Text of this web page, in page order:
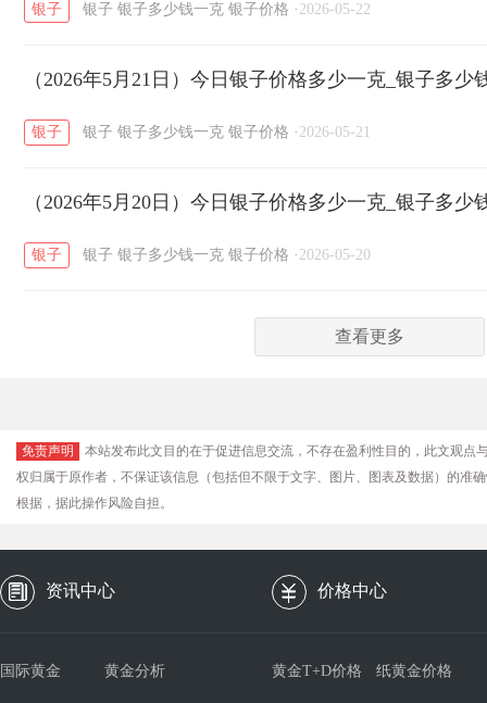
银子 银子 银子多少钱一克 银子价格 · 2026-05-22
（2026年5月21日）今日银子价格多少一克_银子多少
银子 银子 银子多少钱一克 银子价格 · 2026-05-21
（2026年5月20日）今日银子价格多少一克_银子多少
银子 银子 银子多少钱一克 银子价格 · 2026-05-20
查看更多
免责声明
本站发布此文目的在于促进信息交流，不存在盈利性目的，此文观
权归属于原作者，不保证该信息（包括但不限于文字、图片、图表及数据）的准
根据，据此操作风险自担。
资讯中心 价格中心
国际黄金 黄金分析 黄金T+D价格 纸黄金价格